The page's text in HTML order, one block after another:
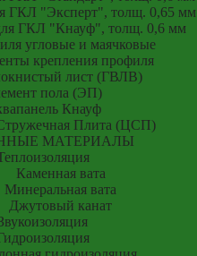
ГКЛ "Эксперт", толщ. 0,65 мм
ГКЛ "Кнауф", толщ. 0,6 мм
угловые и маячковые
крепления профиля
лист (ГВЛВ)
пола (ЭП)
Кнауф
Плита (ЦСП)
МАТЕРИАЛЫ
Каменная вата
Минеральная вата
Джутовый канат